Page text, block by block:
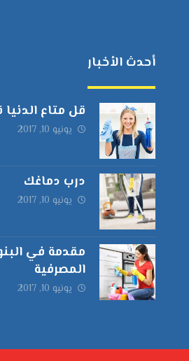
أحدث الأخبار
قل متاع
يونيو 10, 2017
درب دماغك
يونيو 10, 2017
مقدمة في
المصرفية
يونيو 10, 2017